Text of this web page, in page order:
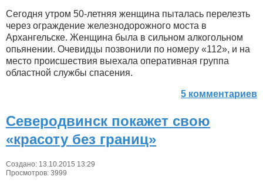
Сегодня утром 50-летняя женщина пыталась перелезть
через ограждение железнодорожного моста в
Архангельске. Женщина была в сильном алкогольном
опьянении. Очевидцы позвонили по номеру «112», и на
место происшествия выехала оперативная группа
областной службы спасения.
5 комментариев
Северодвинск покажет свою
«красоту без границ»
Создано: 13.10.2015 13:29
Просмотров: 3999